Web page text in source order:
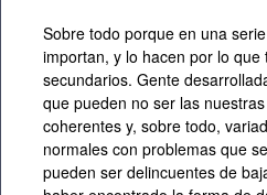
Sobre todo porque en una
importan, y lo hacen por lo
secundarios. Gente
que pueden no ser las
coherentes y, sobre todo,
normales con problemas que
pueden ser delincuentes de